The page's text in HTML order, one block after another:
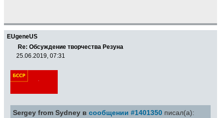
EUgeneUS
Re: Обсуждение творчества Резуна
25.06.2019, 07:31
Sergey from Sydney в сообщении #1401350 писал(а):